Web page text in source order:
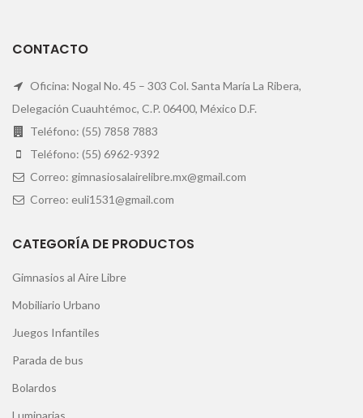
CONTACTO
Oficina: Nogal No. 45 – 303 Col. Santa María La Ribera,
Delegación Cuauhtémoc, C.P. 06400, México D.F.
Teléfono: (55) 7858 7883
Teléfono: (55) 6962-9392
Correo: gimnasiosalairelibre.mx@gmail.com
Correo: euli1531@gmail.com
CATEGORÍA DE PRODUCTOS
Gimnasios al Aire Libre
Mobiliario Urbano
Juegos Infantiles
Parada de bus
Bolardos
Luminarias